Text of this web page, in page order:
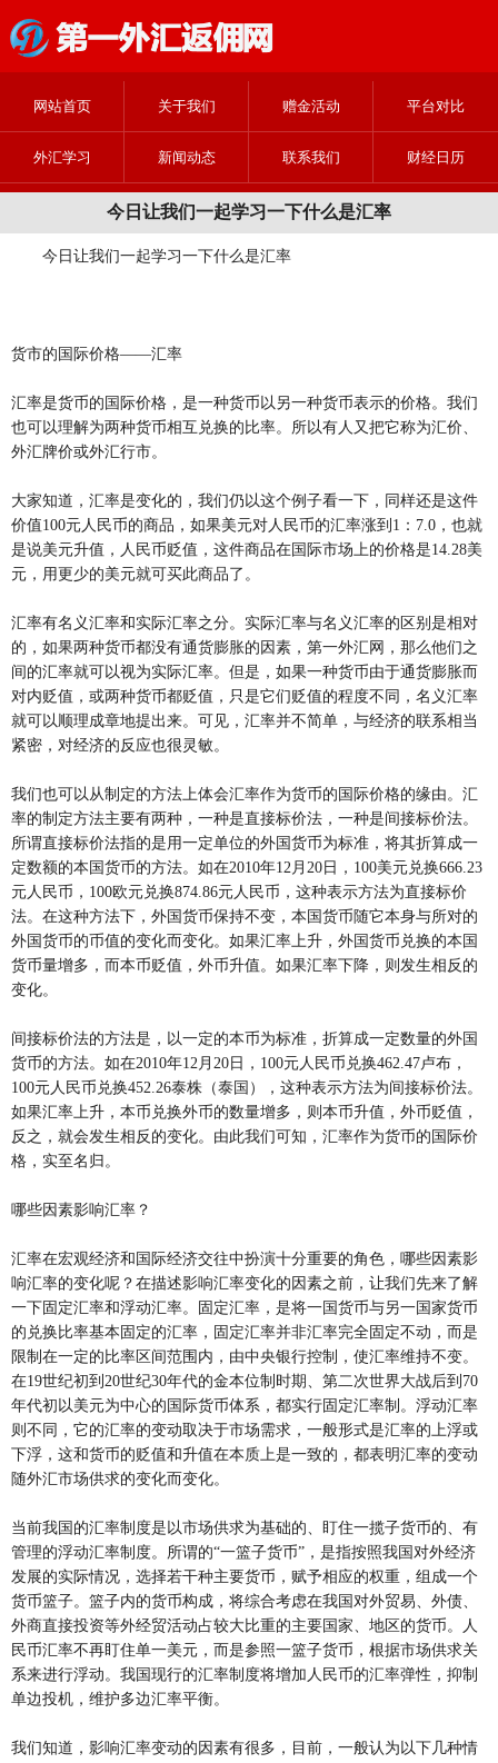
网站首页 关于我们 赠金活动 平台对比
外汇学习 新闻动态 联系我们 财经日历
今日让我们一起学习一下什么是汇率
今日让我们一起学习一下什么是汇率
货市的国际价格——汇率
汇率是货币的国际价格，是一种货币以另一种货币表示的价格。我们
也可以理解为两种货币相互兑换的比率。所以有人又把它称为汇价、
外汇牌价或外汇行市。
大家知道，汇率是变化的，我们仍以这个例子看一下，同样还是这件
价值100元人民币的商品，如果美元对人民币的汇率涨到1：7.0，也就
是说美元升值，人民币贬值，这件商品在国际市场上的价格是14.28美
元，用更少的美元就可买此商品了。
汇率有名义汇率和实际汇率之分。实际汇率与名义汇率的区别是相对
的，如果两种货币都没有通货膨胀的因素，第一外汇网，那么他们之
间的汇率就可以视为实际汇率。但是，如果一种货币由于通货膨胀而
对内贬值，或两种货币都贬值，只是它们贬值的程度不同，名义汇率
就可以顺理成章地提出来。可见，汇率并不简单，与经济的联系相当
紧密，对经济的反应也很灵敏。
我们也可以从制定的方法上体会汇率作为货币的国际价格的缘由。汇
率的制定方法主要有两种，一种是直接标价法，一种是间接标价法。
所谓直接标价法指的是用一定单位的外国货币为标准，将其折算成一
定数额的本国货币的方法。如在2010年12月20日，100美元兑换666.23
元人民币，100欧元兑换874.86元人民币，这种表示方法为直接标价
法。在这种方法下，外国货币保持不变，本国货币随它本身与所对的
外国货币的币值的变化而变化。如果汇率上升，外国货币兑换的本国
货币量增多，而本币贬值，外币升值。如果汇率下降，则发生相反的
变化。
间接标价法的方法是，以一定的本币为标准，折算成一定数量的外国
货币的方法。如在2010年12月20日，100元人民币兑换462.47卢布，
100元人民币兑换452.26泰株（泰国），这种表示方法为间接标价法。
如果汇率上升，本币兑换外币的数量增多，则本币升值，外币贬值，
反之，就会发生相反的变化。由此我们可知，汇率作为货币的国际价
格，实至名归。
哪些因素影响汇率？
汇率在宏观经济和国际经济交往中扮演十分重要的角色，哪些因素影
响汇率的变化呢？在描述影响汇率变化的因素之前，让我们先来了解
一下固定汇率和浮动汇率。固定汇率，是将一国货币与另一国家货币
的兑换比率基本固定的汇率，固定汇率并非汇率完全固定不动，而是
限制在一定的比率区间范围内，由中央银行控制，使汇率维持不变。
在19世纪初到20世纪30年代的金本位制时期、第二次世界大战后到70
年代初以美元为中心的国际货币体系，都实行固定汇率制。浮动汇率
则不同，它的汇率的变动取决于市场需求，一般形式是汇率的上浮或
下浮，这和货币的贬值和升值在本质上是一致的，都表明汇率的变动
随外汇市场供求的变化而变化。
当前我国的汇率制度是以市场供求为基础的、盯住一揽子货币的、有
管理的浮动汇率制度。所谓的“一篮子货币”，是指按照我国对外经济
发展的实际情况，选择若干种主要货币，赋予相应的权重，组成一个
货币篮子。篮子内的货币构成，将综合考虑在我国对外贸易、外债、
外商直接投资等外经贸活动占较大比重的主要国家、地区的货币。人
民币汇率不再盯住单一美元，而是参照一篮子货币，根据市场供求关
系来进行浮动。我国现行的汇率制度将增加人民币的汇率弹性，抑制
单边投机，维护多边汇率平衡。
我们知道，影响汇率变动的因素有很多，目前，一般认为以下几种情